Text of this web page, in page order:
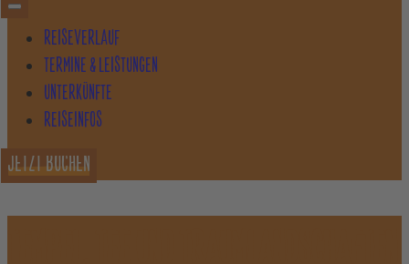
REISEVERLAUF
TERMINE & LEISTUNGEN
UNTERKÜNFTE
REISEINFOS
JETZT BUCHEN